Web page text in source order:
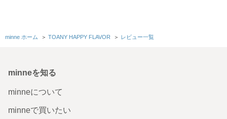
minne ホーム ＞ TOANY HAPPY FLAVOR ＞ レビュー一覧
minneを知る
minneについて
minneで買いたい